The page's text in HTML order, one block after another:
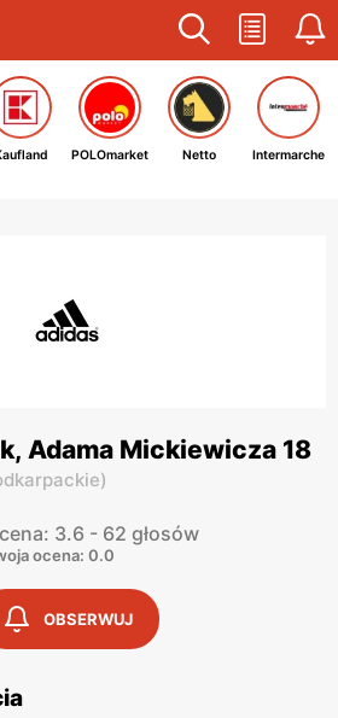
POLOmarket Netto Intermarche
Adama Mickiewicza 18
)
3.6 - 62 głosów
ocena: 0.0
OBSERWUJ